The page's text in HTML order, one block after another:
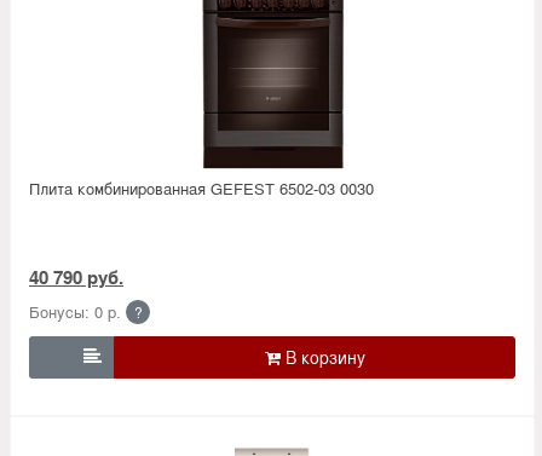
Плита комбинированная GEFEST 6502-03 0030
40 790 руб.
Бонусы: 0 р. ?
